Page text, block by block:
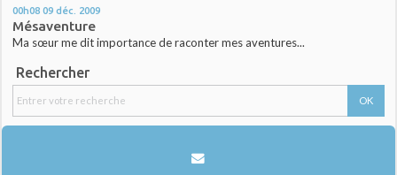
00h08 09 déc. 2009
Mésaventure
Ma sœur me dit importance de raconter mes aventures...
Rechercher